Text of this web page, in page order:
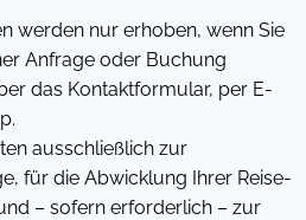
werden nur erhoben, wenn Sie
Anfrage oder Buchung
das Kontaktformular, per E-
ausschließlich zur
für die Abwicklung Ihrer Reise-
– sofern erforderlich – zur